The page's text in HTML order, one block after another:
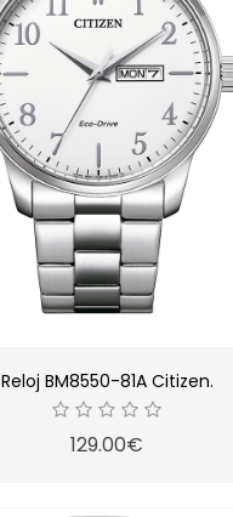
Reloj BM8550-81A Citizen.
129.00€